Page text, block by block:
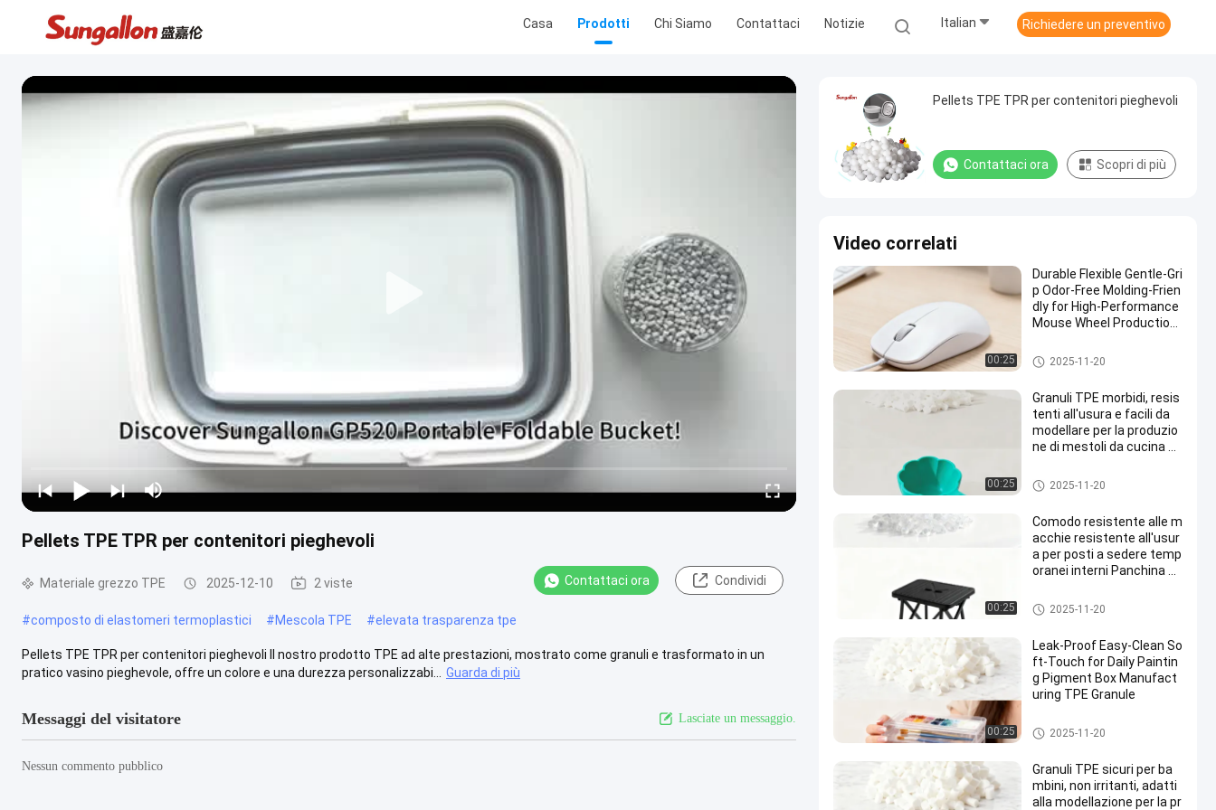
Casa Prodotti Chi Siamo Contattaci Notizie Italian Richiedere un preventivo
Pellets TPE TPR per contenitori pieghevoli
Materiale grezzo TPE 2025-12-10 2 viste Contattaci ora Condividi
#composto di elastomeri termoplastici #Mescola TPE #elevata trasparenza tpe
Pellets TPE TPR per contenitori pieghevoli Il nostro prodotto TPE ad alte prestazioni, mostrato come granuli e trasformato in un
pratico vasino pieghevole, offre un colore e una durezza personalizzabi...
Guarda di più
Messaggi del visitatore Lasciate un messaggio.
Nessun commento pubblico
Pellets TPE TPR per contenitori pieghevoli
Contattaci ora Scopri di più
Video correlati
00:25
Durable Flexible Gentle-Gri
p Odor-Free Molding-Frien
dly for High-Performance
Mouse Wheel Production
Materiale grezzo TPE
2025-11-20
00:25
Granuli TPE morbidi, resis
tenti all'usura e facili da
modellare per la produzio
ne di mestoli da cucina do
Materiale grezzo TPE
2025-11-20
00:25
Comodo resistente alle m
acchie resistente all'usur
a per posti a sedere temp
oranei interni Panchina pi
Materiale grezzo TPE
2025-11-20
00:25
Leak-Proof Easy-Clean So
ft-Touch for Daily Paintin
g Pigment Box Manufact
uring TPE Granule
Materiale grezzo TPE
2025-11-20
Granuli TPE sicuri per ba
mbini, non irritanti, adatti
alla modellazione per la pr